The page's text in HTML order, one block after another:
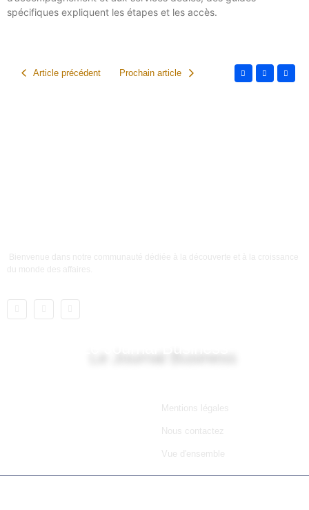
spécifiques expliquent les étapes et les accès.
Article précédent Prochain article
Bienvenue dans notre communauté dédiée à la découverte et à la croissance
du monde des affaires.
Mentions légales
Nous contactez
Vue d'ensemble